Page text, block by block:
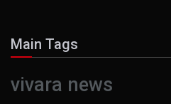
Main Tags
vivara news